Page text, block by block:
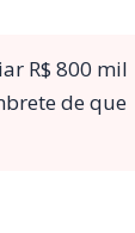
R$ 800 mil
de que